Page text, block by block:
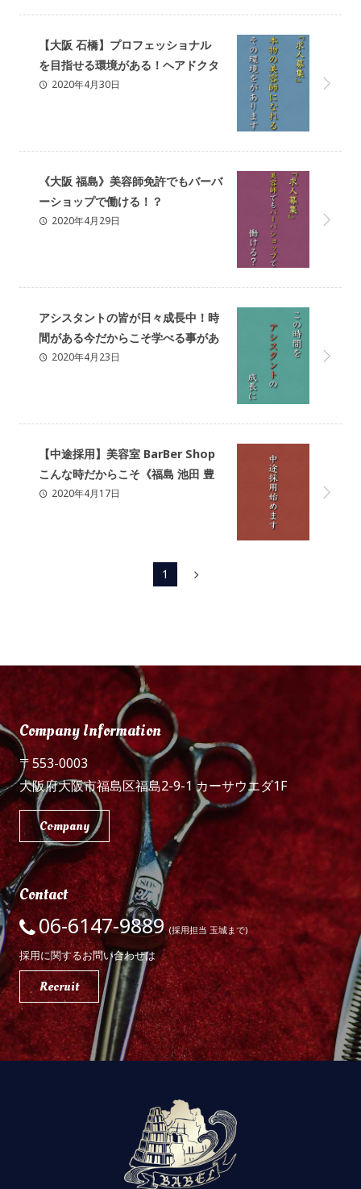
【大阪 石橋】プロフェッショナル
を目指せる環境がある！ヘアドクタ
ー育成期間《SOLANA》
2020年4月30日
《大阪 福島》美容師免許でもバーバ
ーショップで働ける！？
【REGALO】
2020年4月29日
アシスタントの皆が日々成長中！時
間がある今だからこそ学べる事があ
る！2020年4月23日
【中途採用】美容室 BarBer Shop
こんな時だからこそ《福島 池田 豊
中》2020年4月17日
1 2
3
4
5
6
7
Company Information
〒553-0003
大阪府大阪市福島区福島2-9-1 カーサウエダ1F
Company
Contact
06-6147-9889 (採用担当 玉城まで)
採用に関するお問い合わせは
Recruit